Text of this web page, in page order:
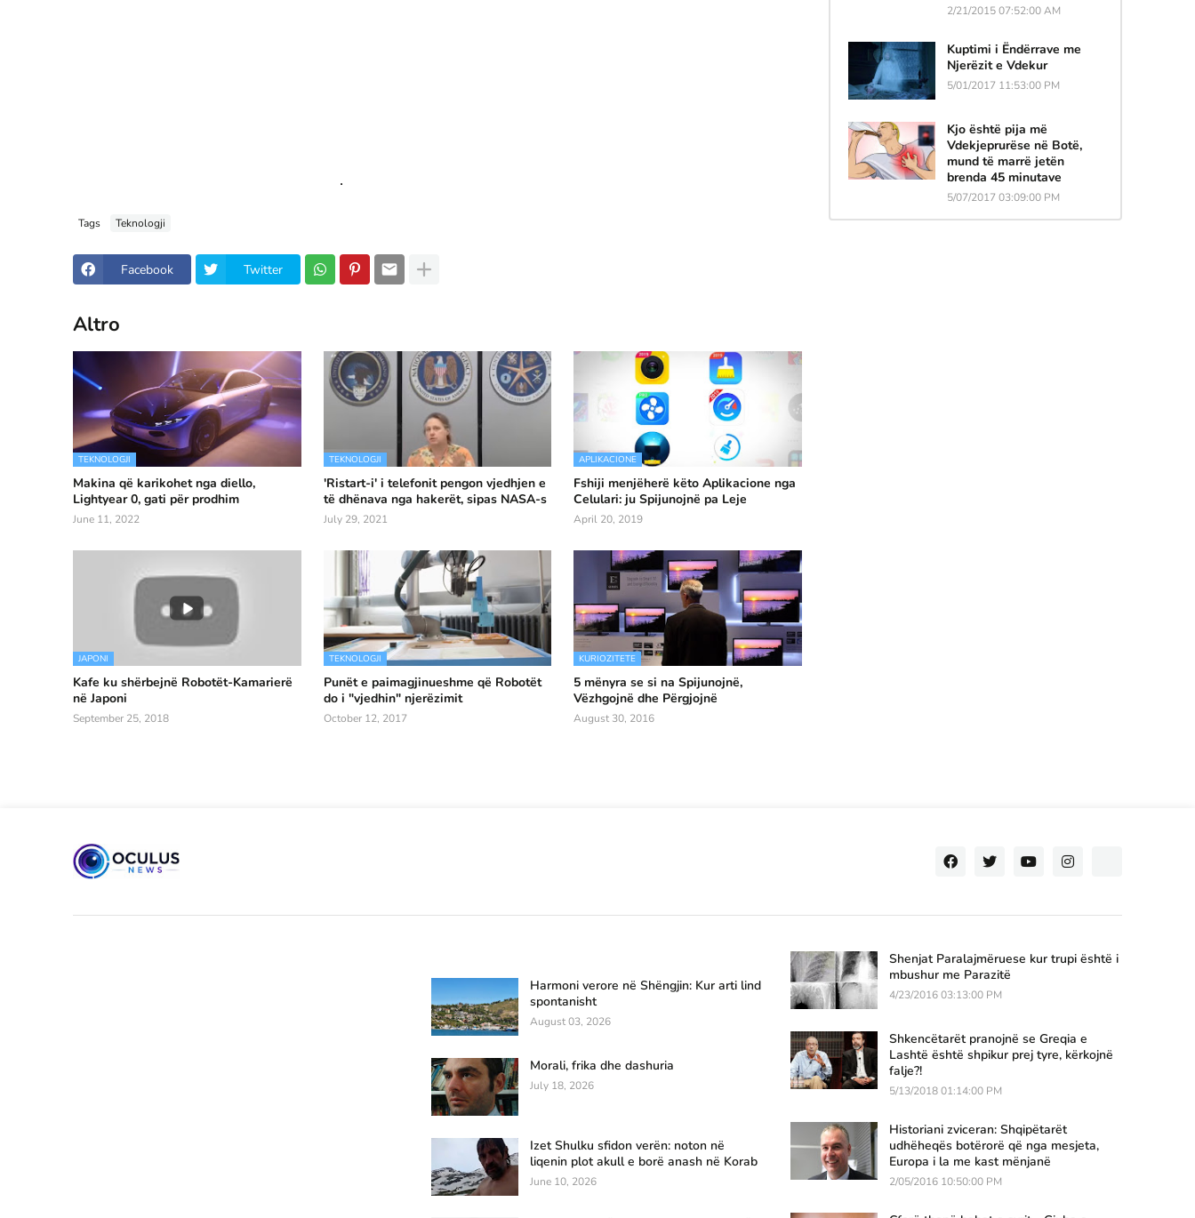
.
Tags Teknologji
Facebook Twitter
Altro
TEKNOLOGJI
Makina që karikohet nga diello,
Lightyear 0, gati për prodhim
June 11, 2022
TEKNOLOGJI
'Ristart-i' i telefonit pengon vjedhjen e
të dhënava nga hakerët, sipas NASA-s
July 29, 2021
APLIKACIONE
Fshiji menjëherë këto Aplikacione nga
Celulari: ju Spijunojnë pa Leje
April 20, 2019
JAPONI
Kafe ku shërbejnë Robotët-Kamarierë
në Japoni
September 25, 2018
TEKNOLOGJI
Punët e paimagjinueshme që Robotët
do i "vjedhin" njerëzimit
October 12, 2017
KURIOZITETE
5 mënyra se si na Spijunojnë,
Vëzhgojnë dhe Përgjojnë
August 30, 2016
2/21/2015 07:52:00 AM
Kuptimi i Ëndërrave me
Njerëzit e Vdekur
5/01/2017 11:53:00 PM
Kjo është pija më
Vdekjeprurëse në Botë,
mund të marrë jetën
brenda 45 minutave
5/07/2017 03:09:00 PM
Harmoni verore në Shëngjin: Kur arti lind
spontanisht
August 03, 2026
Morali, frika dhe dashuria
July 18, 2026
Izet Shulku sfidon verën: noton në
liqenin plot akull e borë anash në Korab
June 10, 2026
Shenjat Paralajmëruese kur trupi është i
mbushur me Parazitë
4/23/2016 03:13:00 PM
Shkencëtarët pranojnë se Greqia e
Lashtë është shpikur prej tyre, kërkojnë
falje?!
5/13/2018 01:14:00 PM
Historiani zviceran: Shqipëtarët
udhëheqës botërorë që nga mesjeta,
Europa i la me kast mënjanë
2/05/2016 10:50:00 PM